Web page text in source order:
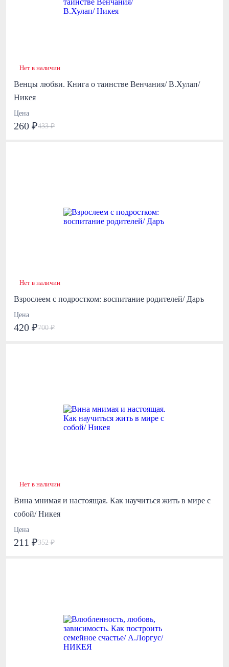
Нет в наличии
Венцы любви. Книга о таинстве Венчания/ В.Хулап/
Никея
Цена
260 ₽433 ₽
Нет в наличии
Взрослеем с подростком: воспитание родителей/ Даръ
Цена
420 ₽700 ₽
Нет в наличии
Вина мнимая и настоящая. Как научиться жить в мире с
собой/ Никея
Цена
211 ₽352 ₽